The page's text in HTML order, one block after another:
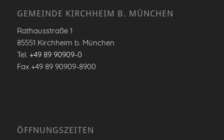
GEMEINDE KIRCHHEIM B. MÜNCHEN
Rathausstraße 1
85551 Kirchheim b. München
Tel. +49 89 90909-0
Fax +49 89 90909-8900
ÖFFNUNGSZEITEN